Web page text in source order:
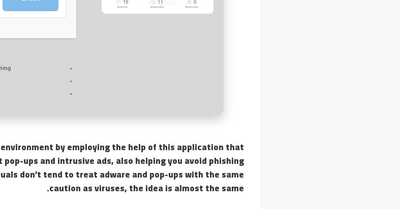
by employing the help of this application that
ups and intrusive ads, also helping you avoid phishing
don’t tend to treat adware and pop-ups with the same
caution as viruses, the idea is almost the same.